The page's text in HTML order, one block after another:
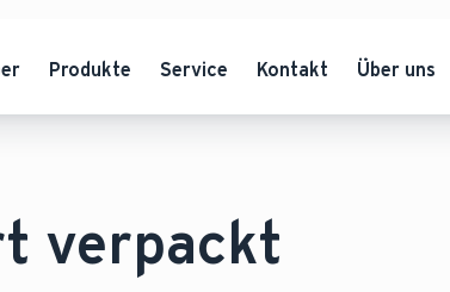
Produkte Service Kontakt Über uns
verpackt